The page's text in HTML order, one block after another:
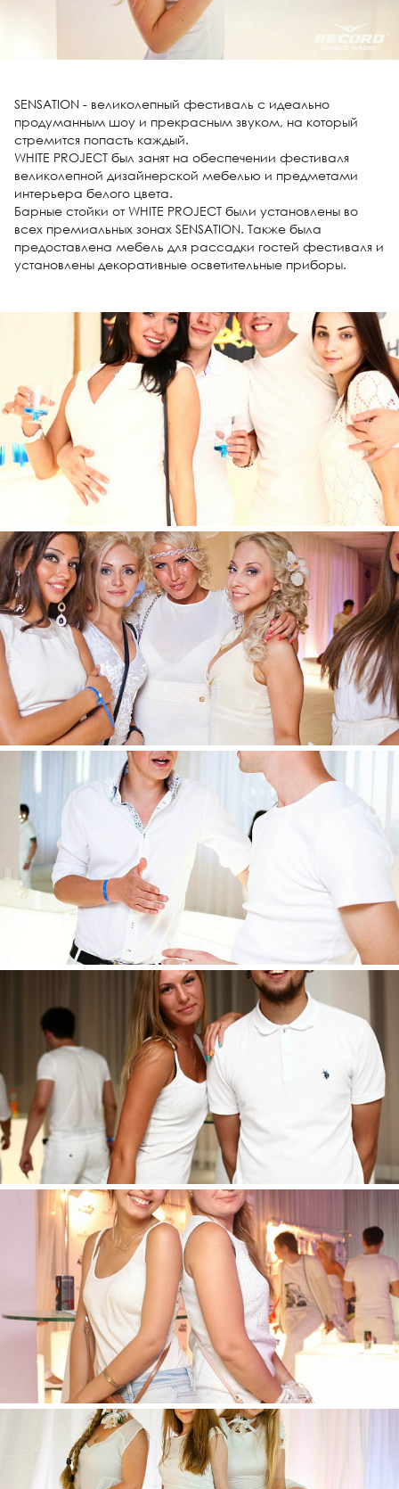
SENSATION - великолепный фестиваль с идеально
продуманным шоу и прекрасным звуком, на который
стремится попасть каждый.
WHITE PROJECT был занят на обеспечении фестиваля
великолепной дизайнерской мебелью и предметами
интерьера белого цвета.
Барные стойки от WHITE PROJECT были установлены во
всех премиальных зонах SENSATION. Также была
предоставлена мебель для рассадки гостей фестиваля и
установлены декоративные осветительные приборы.